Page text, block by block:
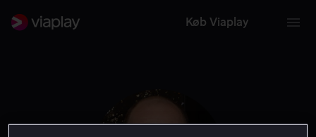
Køb Viaplay